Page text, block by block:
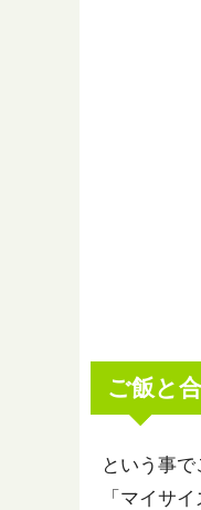
ご飯と
という事
「マイサ